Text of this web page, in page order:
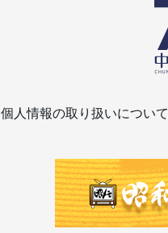
個人情報の取り扱いについて